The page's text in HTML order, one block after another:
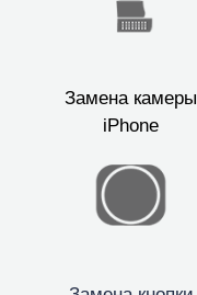
Замена камеры
iPhone